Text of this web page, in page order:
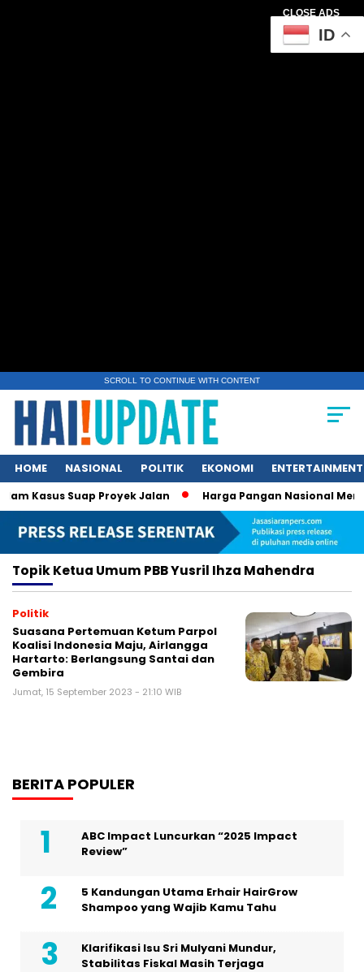
CLOSE ADS
SCROLL TO CONTINUE WITH CONTENT
HOME NASIONAL POLITIK EKONOMI ENTERTAINMENT
Kasus Suap Proyek Jalan Harga Pangan Nasional
TopikKetua Umum PBB Yusril Ihza Mahendra
Politik
Suasana Pertemuan Ketum Parpol
Koalisi Indonesia Maju, Airlangga
Hartarto: Berlangsung Santai dan
Gembira
Jumat, 15 September 2023 - 21:10 WIB
BERITA POPULER
ABC Impact Luncurkan “2025 Impact
Review”
5 Kandungan Utama Erhair HairGrow
Shampoo yang Wajib Kamu Tahu
Klarifikasi Isu Sri Mulyani Mundur,
Stabilitas Fiskal Masih Terjaga
ID